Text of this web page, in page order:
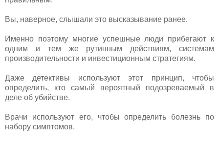
Вы, наверное, слышали это высказывание ранее.
Именно поэтому многие успешные люди прибегают к
одним и тем же рутинным действиям, системам
производительности и инвестиционным стратегиям.
Даже детективы используют этот принцип, чтобы
определить, кто самый вероятный подозреваемый в
деле об убийстве.
Врачи используют его, чтобы определить болезнь по
набору симптомов.